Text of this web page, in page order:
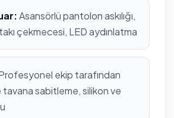
Asansörlü pantolon askılığı,
çekmecesi, LED aydınlatma
ekip tarafından
tavana sabitleme, silikon ve